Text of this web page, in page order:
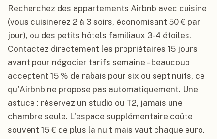
Recherchez des appartements Airbnb avec cuisine
(vous cuisinerez 2 à 3 soirs, économisant 50 € par
jour), ou des petits hôtels familiaux 3-4 étoiles.
Contactez directement les propriétaires 15 jours
avant pour négocier tarifs semaine – beaucoup
acceptent 15 % de rabais pour six ou sept nuits, ce
qu'Airbnb ne propose pas automatiquement. Une
astuce : réservez un studio ou T2, jamais une
chambre seule. L'espace supplémentaire coûte
souvent 15 € de plus la nuit mais vaut chaque euro.